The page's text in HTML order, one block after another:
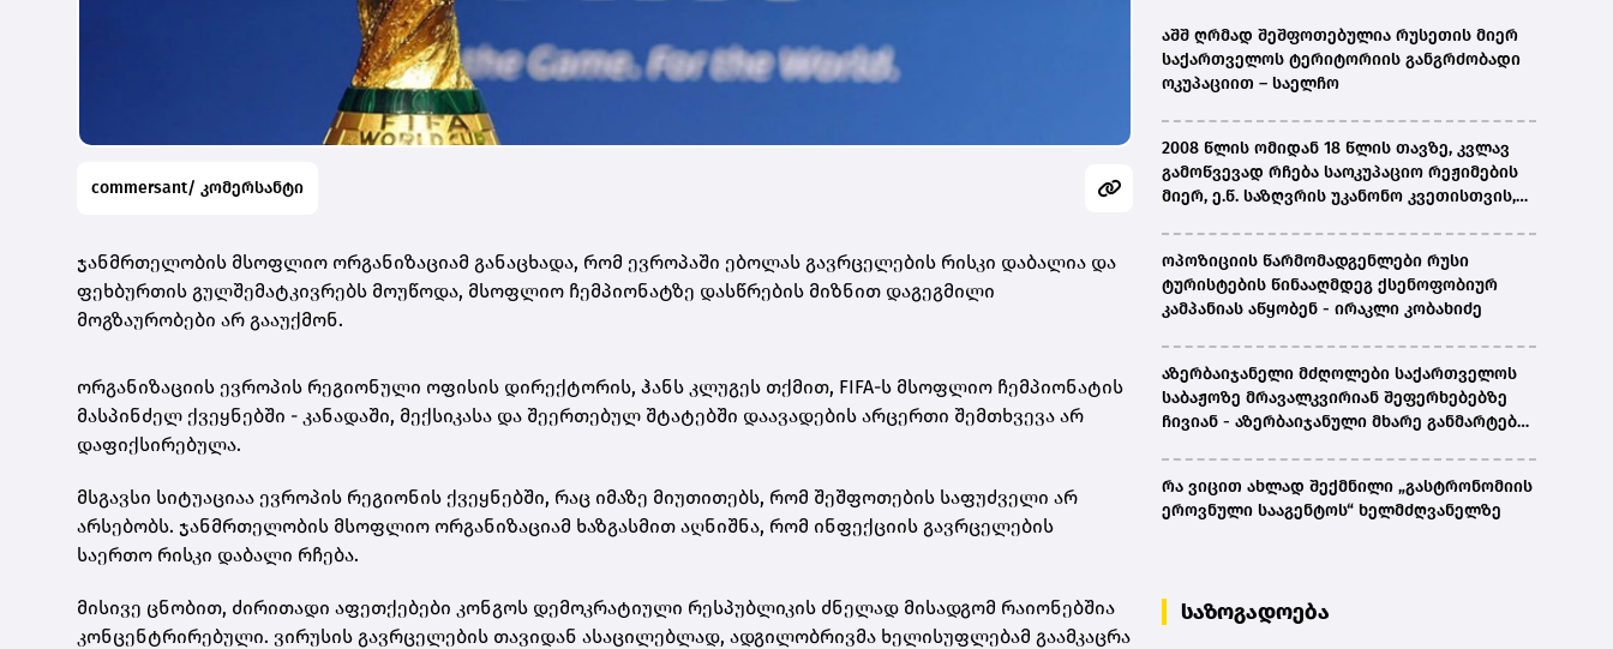
commersant/ კომერსანტი
ჯანმრთელობის მსოფლიო ორგანიზაციამ განაცხადა, რომ ევროპაში ებოლას გავრცელების რისკი დაბალია და
ფეხბურთის გულშემატკივრებს მოუწოდა, მსოფლიო ჩემპიონატზე დასწრების მიზნით დაგეგმილი
მოგზაურობები არ გააუქმონ.
ორგანიზაციის ევროპის რეგიონული ოფისის დირექტორის, ჰანს კლუგეს თქმით, FIFA-ს მსოფლიო ჩემპიონატის
მასპინძელ ქვეყნებში - კანადაში, მექსიკასა და შეერთებულ შტატებში დაავადების არცერთი შემთხვევა არ
დაფიქსირებულა.
მსგავსი სიტუაციაა ევროპის რეგიონის ქვეყნებში, რაც იმაზე მიუთითებს, რომ შეშფოთების საფუძველი არ
არსებობს. ჯანმრთელობის მსოფლიო ორგანიზაციამ ხაზგასმით აღნიშნა, რომ ინფექციის გავრცელების
საერთო რისკი დაბალი რჩება.
მისივე ცნობით, ძირითადი აფეთქებები კონგოს დემოკრატიული რესპუბლიკის ძნელად მისადგომ რაიონებშია
კონცენტრირებული. ვირუსის გავრცელების თავიდან ასაცილებლად, ადგილობრივმა ხელისუფლებამ გაამკაცრა
აშშ ღრმად შეშფოთებულია რუსეთის მიერ
საქართველოს ტერიტორიის განგრძობადი
ოკუპაციით – საელჩო
2008 წლის ომიდან 18 წლის თავზე, კვლავ
გამოწვევად რჩება საოკუპაციო რეჟიმების
მიერ, ე.წ. საზღვრის უკანონო კვეთისთვის,
ენაზე განათლების ხელმისაწვდომობა-
სახალხო დამცველი
ოპოზიციის წარმომადგენლები რუსი
ტურისტების წინააღმდეგ ქსენოფობიურ
კამპანიას აწყობენ - ირაკლი კობახიძე
აზერბაიჯანელი მძღოლები საქართველოს
საბაჟოზე მრავალკვირიან შეფერხებებზე
ჩივიან - აზერბაიჯანული მხარე განმარტებას
რა ვიცით ახლად შექმნილი „გასტრონომიის
ეროვნული სააგენტოს“ ხელმძღვანელზე
საზოგადოება